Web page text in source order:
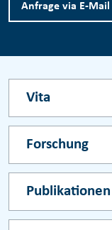
Anfrage via E-Mail
Vita
Forschung
Publikationen